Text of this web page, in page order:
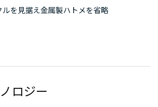
を見据え金属製ハトメを省略
ロジー